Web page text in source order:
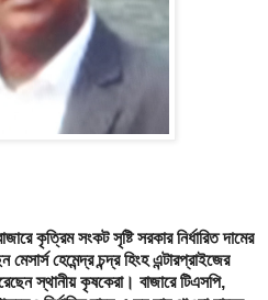
কৃত্রিম সংকট সৃষ্টি সরকার নির্ধারিত দামের
হেমেন্দ্র চন্দ্র হিংহ এন্টারপ্রাইজের
স্থানীয় কৃষকেরা। বাজারে টিএসপি,